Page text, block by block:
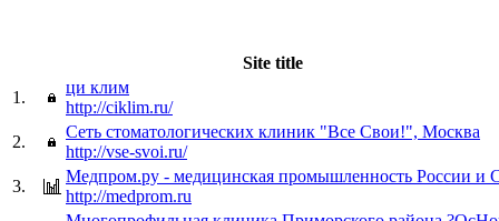
Site title
1.
ци клим
http://ciklim.ru/
2.
Сеть стоматологических клиник "Все Свои!", Москва
http://vse-svoi.ru/
3.
Медпром.ру - медицинская промышленность России и
http://medprom.ru